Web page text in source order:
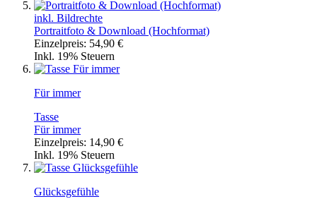
inkl. Bildrechte
Portraitfoto & Download (Hochformat)
Einzelpreis: 54,90 €
Inkl. 19% Steuern
Für immer
Tasse
Für immer
Einzelpreis: 14,90 €
Inkl. 19% Steuern
Glücksgefühle